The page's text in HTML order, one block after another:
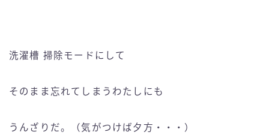
洗濯槽 掃除モードにして
そのまま忘れてしまうわたしにも
うんざりだ。（気がつけば夕方・・・）